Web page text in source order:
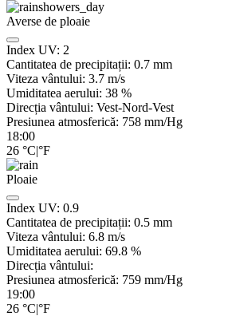
Averse de ploaie
Index UV: 2
Cantitatea de precipitații: 0.7 mm
Viteza vântului: 3.7 m/s
Umiditatea aerului: 38 %
Direcția vântului: Vest-Nord-Vest
Presiunea atmosferică: 758 mm/Hg
18:00
26 °C|°F
Ploaie
Index UV: 0.9
Cantitatea de precipitații: 0.5 mm
Viteza vântului: 6.8 m/s
Umiditatea aerului: 69.8 %
Direcția vântului:
Presiunea atmosferică: 759 mm/Hg
19:00
26 °C|°F